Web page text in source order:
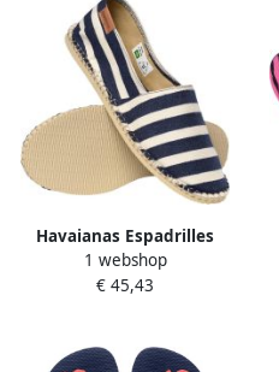
Havaianas Espadrilles
ORIGINE IV PRINT
1 webshop
€ 45,43